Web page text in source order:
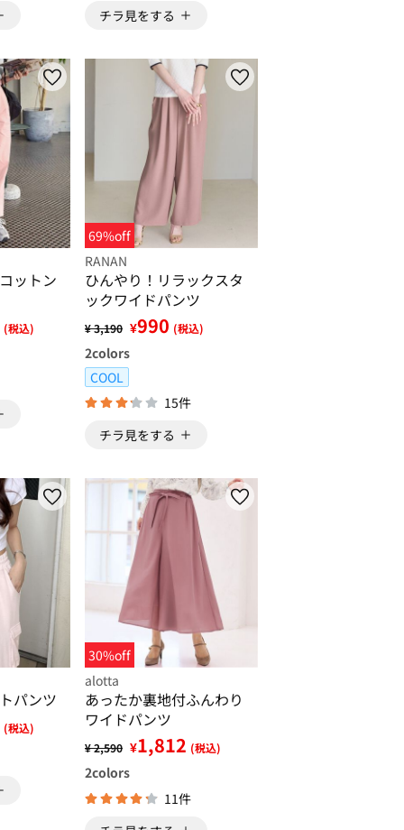
チラ見をする
ットン
(税込)
69%off
RANAN
ひんやり！リラックスタ
ックワイドパンツ
¥ 3,190 ¥990 (税込)
2colors
COOL
15件
チラ見をする
パンツ
(税込)
30%off
alotta
あったか裏地付ふんわり
ワイドパンツ
¥ 2,590 ¥1,812 (税込)
2colors
11件